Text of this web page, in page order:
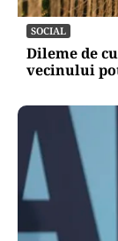
SOCIAL
Dileme de
vecinului